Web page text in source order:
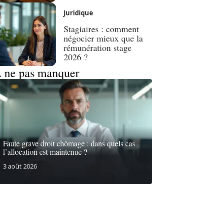
Juridique
Stagiaires : comment
négocier mieux que la
rémunération stage
2026 ?
ne pas manquer
Faute grave droit chômage : dans quels cas
l’allocation est maintenue ?
3 août 2026